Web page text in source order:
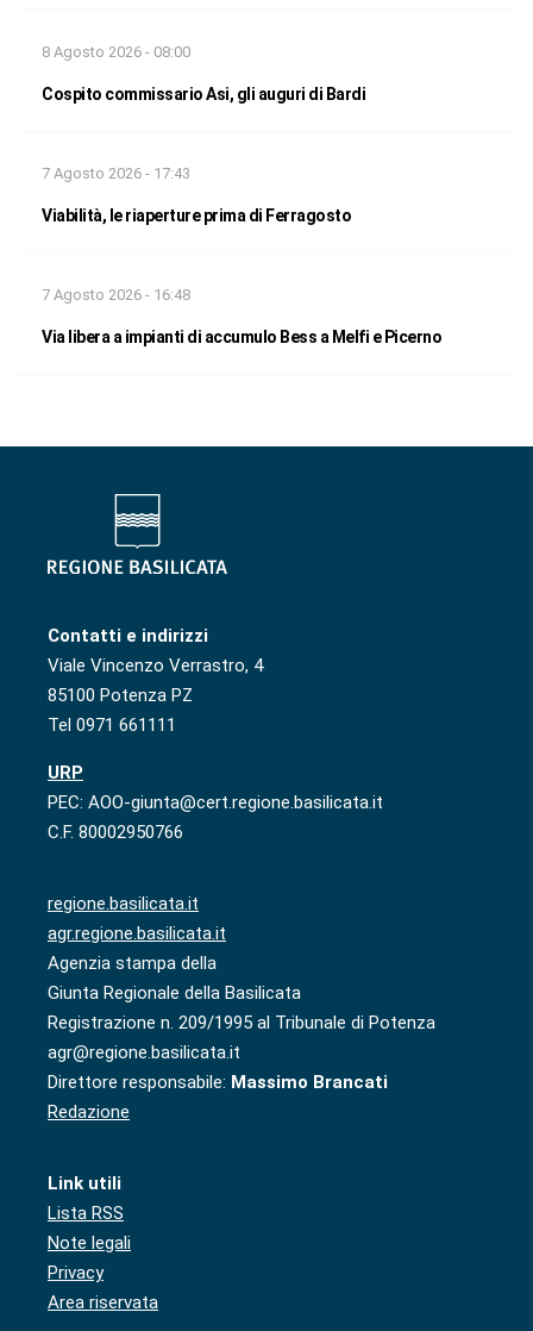
8 Agosto 2026 - 08:00
Cospito commissario Asi, gli auguri di Bardi
7 Agosto 2026 - 17:43
Viabilità, le riaperture prima di Ferragosto
7 Agosto 2026 - 16:48
Via libera a impianti di accumulo Bess a Melfi e Picerno
Contatti e indirizzi
Viale Vincenzo Verrastro, 4
85100 Potenza PZ
Tel 0971 661111
URP
PEC: AOO-giunta@cert.regione.basilicata.it
C.F. 80002950766
regione.basilicata.it
agr.regione.basilicata.it
Agenzia stampa della
Giunta Regionale della Basilicata
Registrazione n. 209/1995 al Tribunale di Potenza
agr@regione.basilicata.it
Direttore responsabile: Massimo Brancati
Redazione
Link utili
Lista RSS
Note legali
Privacy
Area riservata